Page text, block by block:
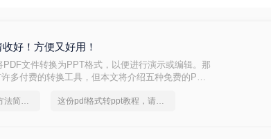
好！方便又好用！
文件转换为PPT格式，以便进行演示或编辑。那
多付费的转换工具，但本文将介绍五种免费的PDF
如何pdf转ppt，这个方法简单又方便 这份pdf格式转ppt教程，请收好！